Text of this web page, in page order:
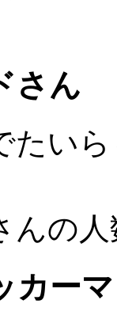
さん
たい
んの
カー